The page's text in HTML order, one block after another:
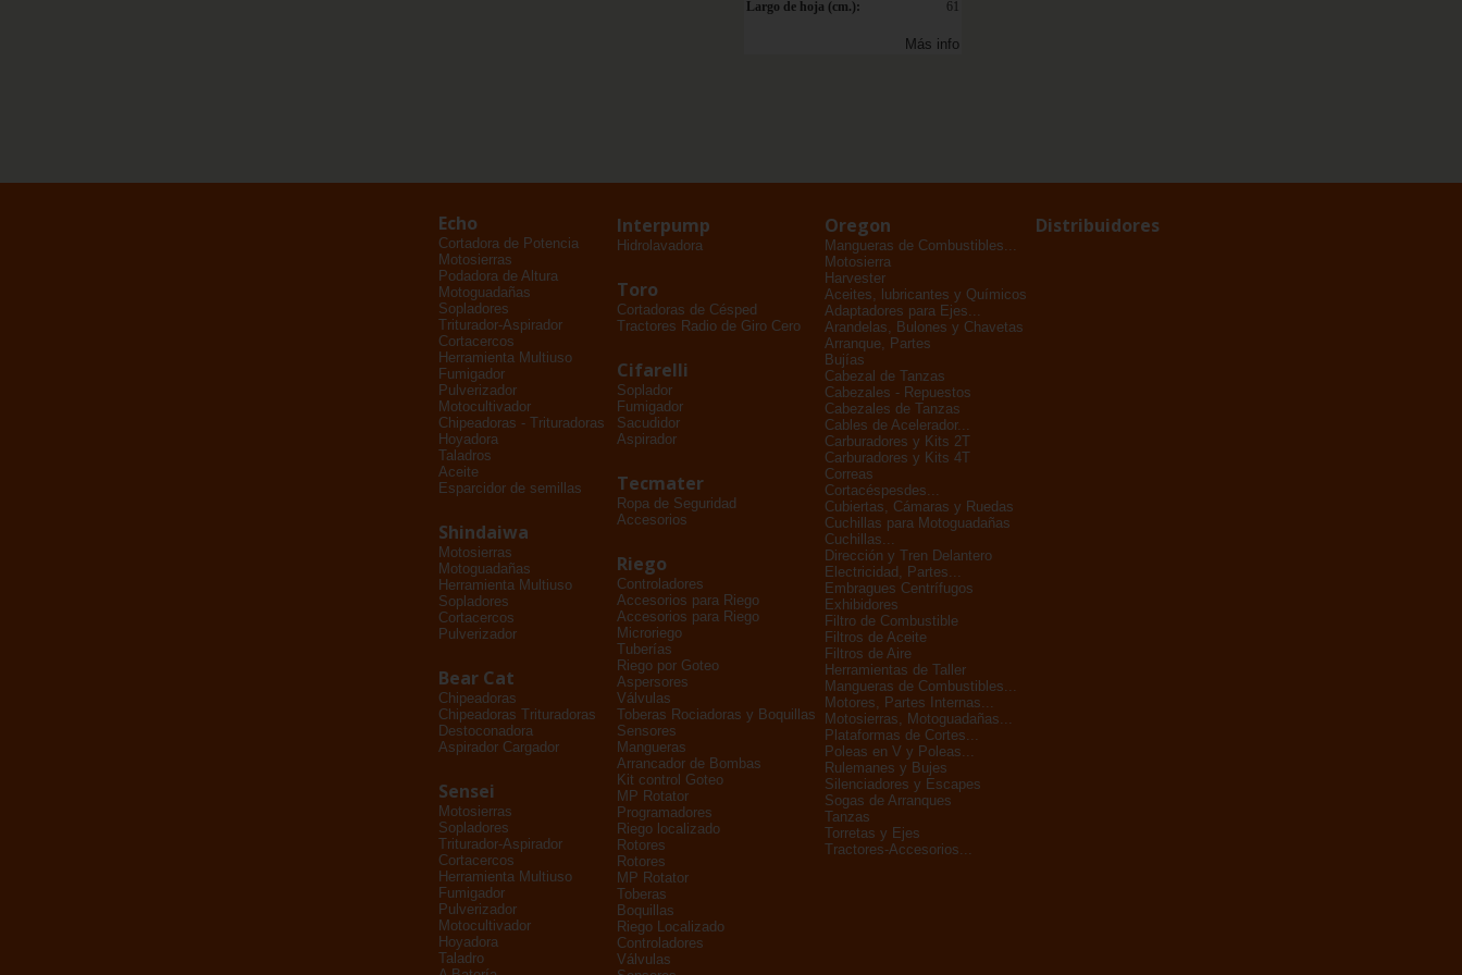
Largo de hoja (cm.):
61
Más info
Echo
Cortadora de Potencia
Motosierras
Podadora de Altura
Motoguadañas
Sopladores
Triturador-Aspirador
Cortacercos
Herramienta Multiuso
Fumigador
Pulverizador
Motocultivador
Chipeadoras - Trituradoras
Hoyadora
Taladros
Aceite
Esparcidor de semillas
Shindaiwa
Motosierras
Motoguadañas
Herramienta Multiuso
Sopladores
Cortacercos
Pulverizador
Bear Cat
Chipeadoras
Chipeadoras Trituradoras
Destoconadora
Aspirador Cargador
Sensei
Motosierras
Sopladores
Triturador-Aspirador
Cortacercos
Herramienta Multiuso
Fumigador
Pulverizador
Motocultivador
Hoyadora
Taladro
Interpump
Hidrolavadora
Toro
Cortadoras de Césped
Tractores Radio de Giro Cero
Cifarelli
Soplador
Fumigador
Sacudidor
Aspirador
Tecmater
Ropa de Seguridad
Accesorios
Riego
Controladores
Accesorios para Riego
Accesorios para Riego
Microriego
Tuberías
Riego por Goteo
Aspersores
Válvulas
Toberas Rociadoras y Boquillas
Sensores
Mangueras
Arrancador de Bombas
Kit control Goteo
MP Rotator
Programadores
Riego localizado
Rotores
Rotores
MP Rotator
Toberas
Boquillas
Riego Localizado
Controladores
Válvulas
Oregon
Mangueras de Combustibles...
Motosierra
Harvester
Aceites, lubricantes y Químicos
Adaptadores para Ejes...
Arandelas, Bulones y Chavetas
Arranque, Partes
Bujías
Cabezal de Tanzas
Cabezales - Repuestos
Cabezales de Tanzas
Cables de Acelerador...
Carburadores y Kits 2T
Carburadores y Kits 4T
Correas
Cortacéspesdes...
Cubiertas, Cámaras y Ruedas
Cuchillas para Motoguadañas
Cuchillas...
Dirección y Tren Delantero
Electricidad, Partes...
Embragues Centrífugos
Exhibidores
Filtro de Combustible
Filtros de Aceite
Filtros de Aire
Herramientas de Taller
Mangueras de Combustibles...
Motores, Partes Internas...
Motosierras, Motoguadañas...
Plataformas de Cortes...
Poleas en V y Poleas...
Rulemanes y Bujes
Silenciadores y Escapes
Sogas de Arranques
Tanzas
Torretas y Ejes
Tractores-Accesorios...
Distribuidores